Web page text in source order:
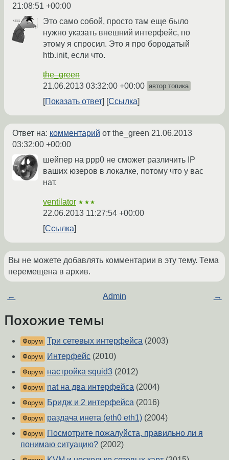
21:08:51 +00:00
Это само собой, просто там еще было
нужно указать внешний интерфейс, по
этому я спросил. Это я про бородатый
htb.init, если что.
the_green
21.06.2013 03:32:00 +00:00 автор топика
Показать ответ Ссылка
Ответ на: комментарий от the_green 21.06.2013
03:32:00 +00:00
шейпер на ppp0 не сможет различить IP
ваших юзеров в локалке, потому что у вас
нат.
ventilator ★★★
22.06.2013 11:27:54 +00:00
Ссылка
Вы не можете добавлять комментарии в эту тему. Тема
перемещена в архив.
← Admin →
Похожие темы
Форум Три сетевых интерфейса (2003)
Форум Интерфейс (2010)
Форум настройка squid3 (2012)
Форум nat на два интерфейса (2004)
Форум Бридж и 2 интерфейса (2016)
Форум раздача инета (eth0 eth1) (2004)
Форум
Посмотрите пожалуйста, правильно ли я
понимаю ситуацию? (2002)